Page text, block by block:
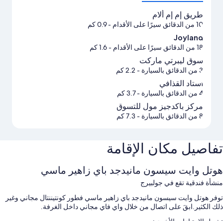
طريق إم إم ألام
10 من الدقائق سيرًا على الأقدام - 0.9 كم
Joyland
18 من الدقائق سيرًا على الأقدام - 1.6 كم
سوق ليبرتي ماركت
3 من الدقائق بالسيارة - 2.2 كم
استاد القذافي
4 من الدقائق بالسيارة - 3.7 كم
مركز باكدجيز مول للتسوق
8 من الدقائق بالسيارة - 7.3 كم
تفاصيل مكان الإقامة
هوتل وايت سيسون مانيدجد باي زاهير ماسي
منشأة فندقية تقع في جولبيرج
توفر هوتل وايت سيسون مانيدجد باي زاهير ماسي فطور كونتيننتال مجاني وغير
ذلك الكثير.ابقَ على اتصال من خلال واي فاي مجاني داخل الغرفة.